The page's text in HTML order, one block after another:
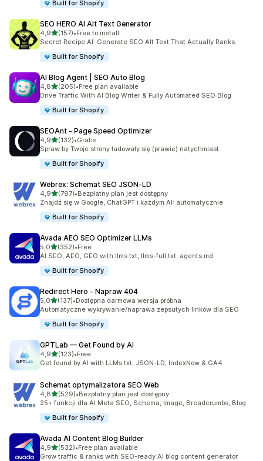
Built for Shopify
SEO HERO AI Alt Text Generator
4,9na 5 gwiazdek
(157)
Łączna liczba recenzji: 157
•Free to install
Secret Recipe AI: Generate SEO Alt Text That Actually Ranks
Built for Shopify
AI Blog Agent | SEO Auto Blog
4,8na 5 gwiazdek
(205)
Łączna liczba recenzji: 205
•Free plan available
Drive Traffic With AI Blog Writer & Fully Automated SEO Blog
Built for Shopify
SEOAnt ‑ Page Speed Optimizer
4,9na 5 gwiazdek
(132)
Łączna liczba recenzji: 132
•Gratis
Spraw by Twoje strony ładowały się (prawie) natychmiast
Built for Shopify
Webrex: Schemat SEO JSON‑LD
4,9na 5 gwiazdek
(797)
Łączna liczba recenzji: 797
•Bezpłatny plan jest dostępny
Znajdź się w Google, ChatGPT i każdym AI: automatycznie
Built for Shopify
Avada AEO SEO Optimizer LLMs
5,0na 5 gwiazdek
(352)
Łączna liczba recenzji: 352
•Free
AI SEO, AEO, GEO with llms.txt, llms-full,txt, agents.md
Built for Shopify
Redirect Hero ‑ Napraw 404
5,0na 5 gwiazdek
(137)
Łączna liczba recenzji: 137
•Dostępna darmowa wersja próbna
Automatyczne wykrywanie/naprawa zepsutych linków dla SEO
Built for Shopify
GPTLab — Get Found by AI
4,9na 5 gwiazdek
(123)
Łączna liczba recenzji: 123
•Free
Get found by AI with LLMs.txt, JSON-LD, IndexNow & GA4
Schemat optymalizatora SEO Web
4,8na 5 gwiazdek
(529)
Łączna liczba recenzji: 529
•Bezpłatny plan jest dostępny
25+ funkcji dla AI Meta SEO, Schema, Image, Breadcrumbs, Blog
Built for Shopify
Avada AI Content Blog Builder
4,9na 5 gwiazdek
(532)
Łączna liczba recenzji: 532
•Free plan available
Grow traffic & ranks with SEO-ready AI blog content generator